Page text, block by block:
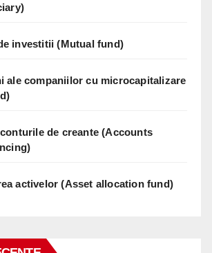
investitii (Mutual fund)
ale companiilor cu microcapitalizare
de creante (Accounts
activelor (Asset allocation fund)